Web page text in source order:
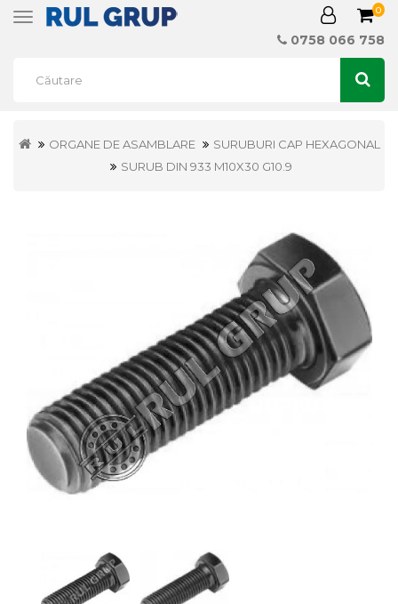
Toggle
0
0758 066 758
ORGANE DE ASAMBLARE
SURUBURI CAP HEXAGONAL
SURUB DIN 933 M10X30 G10.9